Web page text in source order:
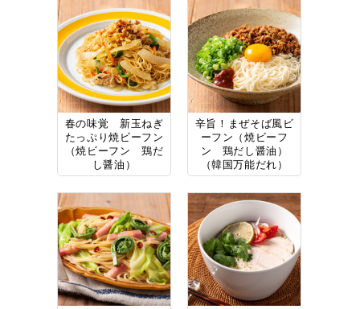
春の味覚 新玉ねぎ
たっぷり焼ビーフン
（焼ビーフン 鶏だ
し醤油）
辛旨！まぜそば風ビ
ーフン（焼ビーフ
ン 鶏だし醤油）
（韓国万能だれ）